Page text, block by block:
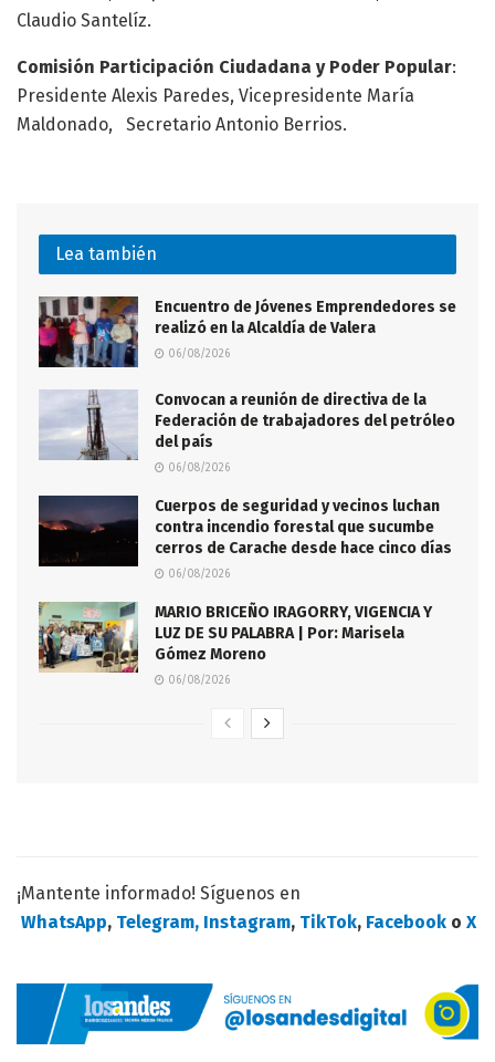
Claudio Santelíz.
Comisión Participación Ciudadana y Poder Popular:
Presidente Alexis Paredes, Vicepresidente María
Maldonado, Secretario Antonio Berrios.
Lea también
Encuentro de Jóvenes Emprendedores se
realizó en la Alcaldía de Valera
06/08/2026
Convocan a reunión de directiva de la
Federación de trabajadores del petróleo
del país
06/08/2026
Cuerpos de seguridad y vecinos luchan
contra incendio forestal que sucumbe
cerros de Carache desde hace cinco días
06/08/2026
MARIO BRICEÑO IRAGORRY, VIGENCIA Y
LUZ DE SU PALABRA | Por: Marisela
Gómez Moreno
06/08/2026
¡Mantente informado! Síguenos en
WhatsApp, Telegram, Instagram, TikTok, Facebook o X